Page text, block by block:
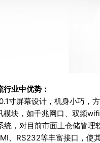
业中优势：
寸屏幕设计，机身小巧，
模块，如千兆网口、双频
，对目前市面上仓储管理
、RS232等丰富接口，使